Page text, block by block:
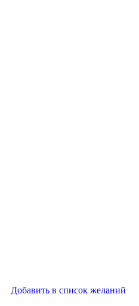
Добавить в список желаний